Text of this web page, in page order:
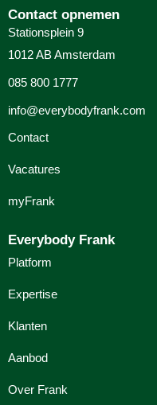
Contact opnemen
Stationsplein 9
1012 AB Amsterdam
085 800 1777
info@everybodyfrank.com
Contact
Vacatures
myFrank
Everybody Frank
Platform
Expertise
Klanten
Aanbod
Over Frank